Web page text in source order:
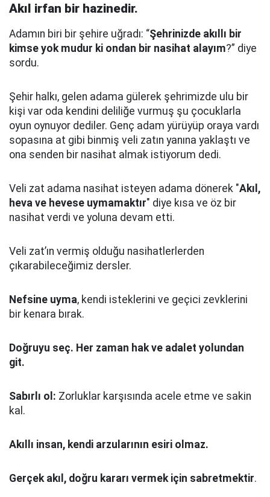
Akıl irfan bir hazinedir.
Adamın biri bir şehire uğradı: “Şehrinizde akıllı bir
kimse yok mudur ki ondan bir nasihat alayım?” diye
sordu.
Şehir halkı, gelen adama gülerek şehrimizde ulu bir
kişi var oda kendini deliliğe vurmuş şu çocuklarla
oyun oynuyor dediler. Genç adam yürüyüp oraya vardı
sopasına at gibi binmiş veli zatın yanına yaklaştı ve
ona senden bir nasihat almak istiyorum dedi.
Veli zat adama nasihat isteyen adama dönerek "Akıl,
heva ve hevese uymamaktır" diye kısa ve öz bir
nasihat verdi ve yoluna devam etti.
Veli zat’ın vermiş olduğu nasihatlerlerden
çıkarabileceğimiz dersler.
Nefsine uyma, kendi isteklerini ve geçici zevklerini
bir kenara bırak.
Doğruyu seç. Her zaman hak ve adalet yolundan
git.
Sabırlı ol: Zorluklar karşısında acele etme ve sakin
kal.
Akıllı insan, kendi arzularının esiri olmaz.
Gerçek akıl, doğru kararı vermek için sabretmektir.